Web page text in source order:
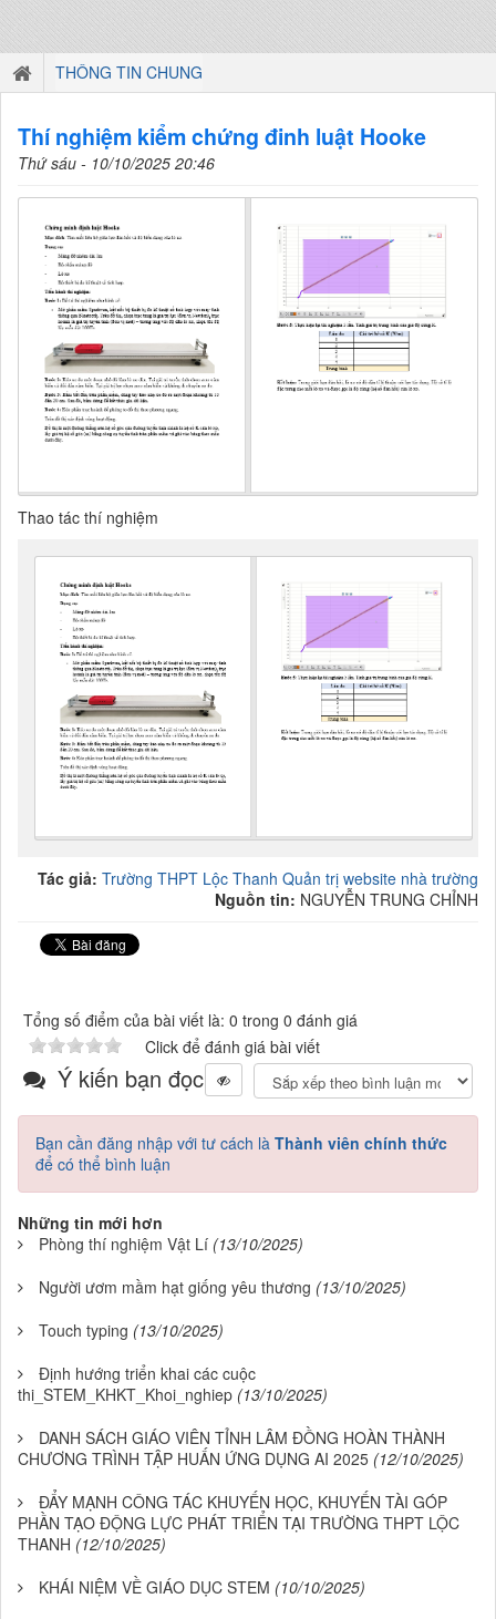
THÔNG TIN CHUNG
Thí nghiệm kiểm chứng đinh luật Hooke
Thứ sáu - 10/10/2025 20:46
Thao tác thí nghiệm
Tác giả: Trường THPT Lộc Thanh Quản trị website nhà trường
Nguồn tin: NGUYỄN TRUNG CHỈNH
Tổng số điểm của bài viết là: 0 trong 0 đánh giá
Click để đánh giá bài viết
Ý kiến bạn đọc
Bạn cần đăng nhập với tư cách là Thành viên chính thức
để có thể bình luận
Những tin mới hơn
Phòng thí nghiệm Vật Lí (13/10/2025)
Người ươm mầm hạt giống yêu thương (13/10/2025)
Touch typing (13/10/2025)
Định hướng triển khai các cuộc
thi_STEM_KHKT_Khoi_nghiep (13/10/2025)
DANH SÁCH GIÁO VIÊN TỈNH LÂM ĐỒNG HOÀN THÀNH
CHƯƠNG TRÌNH TẬP HUẤN ỨNG DỤNG AI 2025 (12/10/2025)
ĐẨY MẠNH CÔNG TÁC KHUYẾN HỌC, KHUYẾN TÀI GÓP
PHẦN TẠO ĐỘNG LỰC PHÁT TRIỂN TẠI TRƯỜNG THPT LỘC
THANH (12/10/2025)
KHÁI NIỆM VỀ GIÁO DỤC STEM (10/10/2025)